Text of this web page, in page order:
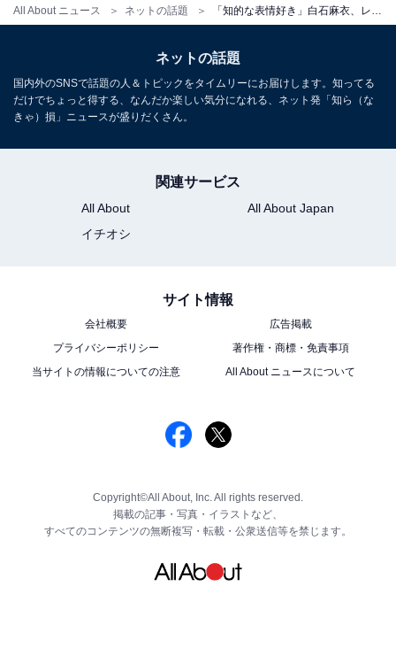
All About ニュース ネットの話題
ネットの話題
国内外のSNSで話題の人＆トピックをタイムリーにお届けします。知ってる
だけでちょっと得する、なんだか楽しい気分になれる、ネット発「知ら（な
きゃ）損」ニュースが盛りだくさん。
関連サービス
All About
All About Japan
イチオシ
サイト情報
会社概要
広告掲載
プライバシーポリシー
著作権・商標・免責事項
当サイトの情報についての注意
All About ニュースについて
Copyright©All About, Inc. All rights reserved.
掲載の記事・写真・イラストなど、
すべてのコンテンツの無断複写・転載・公衆送信等を禁じます。